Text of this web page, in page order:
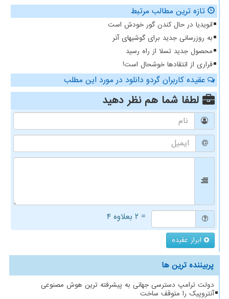
تازه ترین مطالب مرتبط
انویدیا در حال کندن گور خودش است
به روزرسانی جدید برای گوشیهای آنر
محصول جدید تسلا از راه رسید
فراری از انتقادها خوشحال است!
عقیده کاربران گردو دانلود در مورد این مطلب
لطفا شما همنظر دهید
= ۲ بعلاوه ۴
ابراز عقیده
پربیننده ترین ها
دولت ترامپ دسترسی جهانی به پیشرفته ترین هوش مصنوعی
آنتروپیک را متوقف ساخت